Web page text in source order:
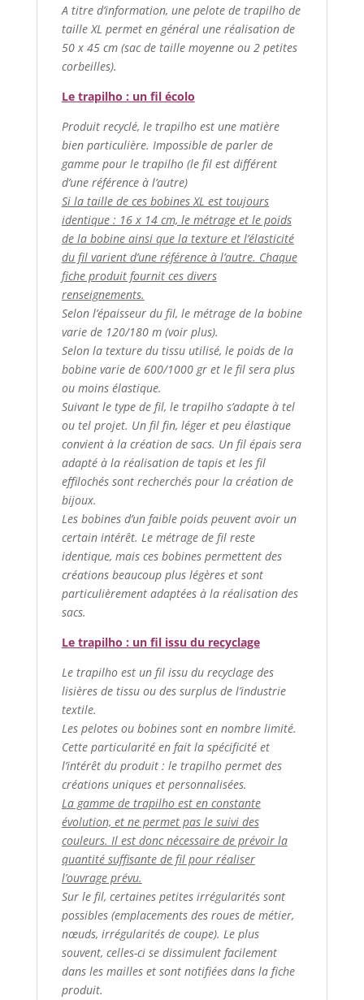
A titre d’information, une pelote de trapilho de
taille XL permet en général une réalisation de
50 x 45 cm (sac de taille moyenne ou 2 petites
corbeilles).
Le trapilho : un fil écolo
Produit recyclé, le trapilho est une matière
bien particulière. Impossible de parler de
gamme pour le trapilho (le fil est différent
d’une référence à l’autre)
Si la taille de ces bobines XL est toujours
identique : 16 x 14 cm, le métrage et le poids
de la bobine ainsi que la texture et l’élasticité
du fil varient d’une référence à l’autre. Chaque
fiche produit fournit ces divers
renseignements.
Selon l’épaisseur du fil, le métrage de la bobine
varie de 120/180 m (voir plus).
Selon la texture du tissu utilisé, le poids de la
bobine varie de 600/1000 gr et le fil sera plus
ou moins élastique.
Suivant le type de fil, le trapilho s’adapte à tel
ou tel projet. Un fil fin, léger et peu élastique
convient à la création de sacs. Un fil épais sera
adapté à la réalisation de tapis et les fil
effilochés sont recherchés pour la création de
bijoux.
Les bobines d’un faible poids peuvent avoir un
certain intérêt. Le métrage de fil reste
identique, mais ces bobines permettent des
créations beaucoup plus légères et sont
particulièrement adaptées à la réalisation des
sacs.
Le trapilho : un fil issu du recyclage
Le trapilho est un fil issu du recyclage des
lisières de tissu ou des surplus de l’industrie
textile.
Les pelotes ou bobines sont en nombre limité.
Cette particularité en fait la spécificité et
l’intérêt du produit : le trapilho permet des
créations uniques et personnalisées.
La gamme de trapilho est en constante
évolution, et ne permet pas le suivi des
couleurs. Il est donc nécessaire de prévoir la
quantité suffisante de fil pour réaliser
l’ouvrage prévu.
Sur le fil, certaines petites irrégularités sont
possibles (emplacements des roues de métier,
nœuds, irrégularités de coupe). Le plus
souvent, celles-ci se dissimulent facilement
dans les mailles et sont notifiées dans la fiche
produit.